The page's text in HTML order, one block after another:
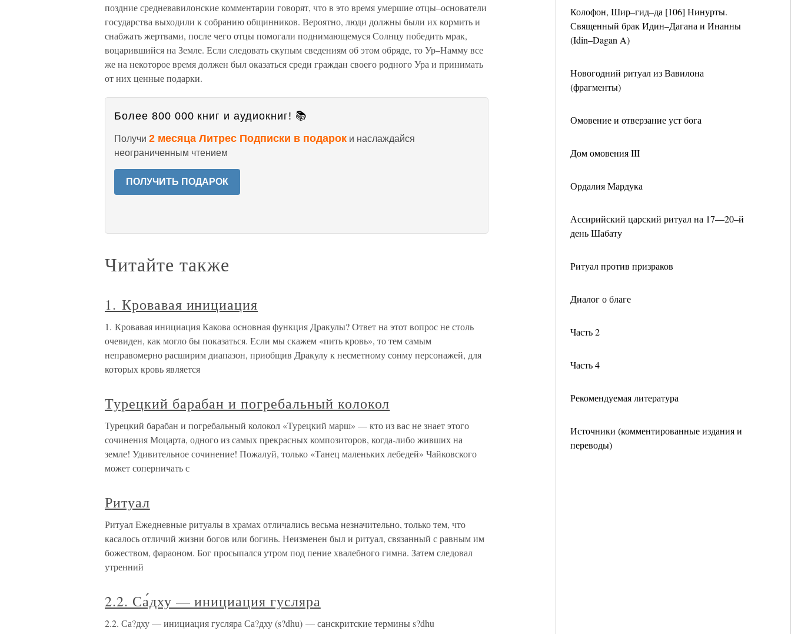
Колофон, Шир–гид–да [106] Нинурты.
Священный брак Идин–Дагана и Инанны
(Idin–Dagan A)
Новогодний ритуал из Вавилона
(фрагменты)
Омовение и отверзание уст бога
Дом омовения III
Ордалия Мардука
Ассирийский царский ритуал на 17—20–й
день Шабату
Ритуал против призраков
Диалог о благе
Часть 2
Часть 4
Рекомендуемая литература
Источники (комментированные издания и
переводы)
поздние средневавилонские комментарии говорят, что в это время умершие отцы–основатели
государства выходили к собранию общинников. Вероятно, люди должны были их кормить и
снабжать жертвами, после чего отцы помогали поднимающемуся Солнцу победить мрак,
воцарившийся на Земле. Если следовать скупым сведениям об этом обряде, то Ур–Намму все
же на некоторое время должен был оказаться среди граждан своего родного Ура и принимать
от них ценные подарки.
Более 800 000 книг и аудиокниг! 📚
Получи 2 месяца Литрес Подписки в подарок и наслаждайся
неограниченным чтением
ПОЛУЧИТЬ ПОДАРОК
Читайте также
1. Кровавая инициация
1. Кровавая инициация Какова основная функция Дракулы? Ответ на этот вопрос не столь
очевиден, как могло бы показаться. Если мы скажем «пить кровь», то тем самым
неправомерно расширим диапазон, приобщив Дракулу к несметному сонму персонажей, для
которых кровь является
Турецкий барабан и погребальный колокол
Турецкий барабан и погребальный колокол «Турецкий марш» — кто из вас не знает этого
сочинения Моцарта, одного из самых прекрасных композиторов, когда-либо живших на
земле! Удивительное сочинение! Пожалуй, только «Танец маленьких лебедей» Чайковского
может соперничать с
Ритуал
Ритуал Ежедневные ритуалы в храмах отличались весьма незначительно, только тем, что
касалось отличий жизни богов или богинь. Неизменен был и ритуал, связанный с равным им
божеством, фараоном. Бог просыпался утром под пение хвалебного гимна. Затем следовал
утренний
2.2. Са́дху — инициация гусляра
2.2. Са?дху — инициация гусляра Са?дху (s?dhu) — санскритские термины s?dhu